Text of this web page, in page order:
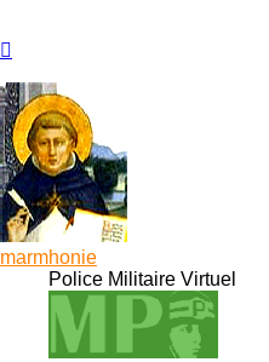
marmhonie
Police Militaire Virtuel